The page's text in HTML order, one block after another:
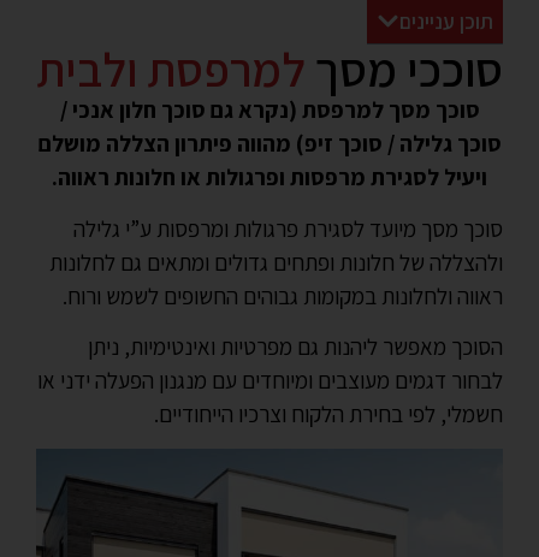
תוכן עניינים
סוככי מסך למרפסת ולבית
סוכך מסך למרפסת (נקרא גם סוכך חלון אנכי /
סוכך גלילה / סוכך זיפ) מהווה פיתרון הצללה מושלם
ויעיל לסגירת מרפסות ופרגולות או חלונות ראווה.
סוכך מסך מיועד לסגירת פרגולות ומרפסות ע”י גלילה
ולהצללה של חלונות ופתחים גדולים ומתאים גם לחלונות
ראווה ולחלונות במקומות גבוהים החשופים לשמש ורוח.
הסוכך מאפשר ליהנות גם מפרטיות ואינטימיות, ניתן
לבחור דגמים מעוצבים ומיוחדים עם מנגנון הפעלה ידני או
חשמלי, לפי בחירת הלקוח וצרכיו הייחודיים.